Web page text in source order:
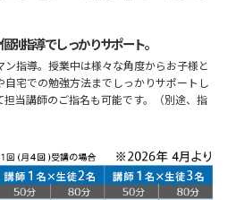
別指導でしっかりサポート。
指導。授業中は様々な角度からお子様と
宅での勉強方法までしっかりサポートし
当講師のご指名も可能です。（別途、指